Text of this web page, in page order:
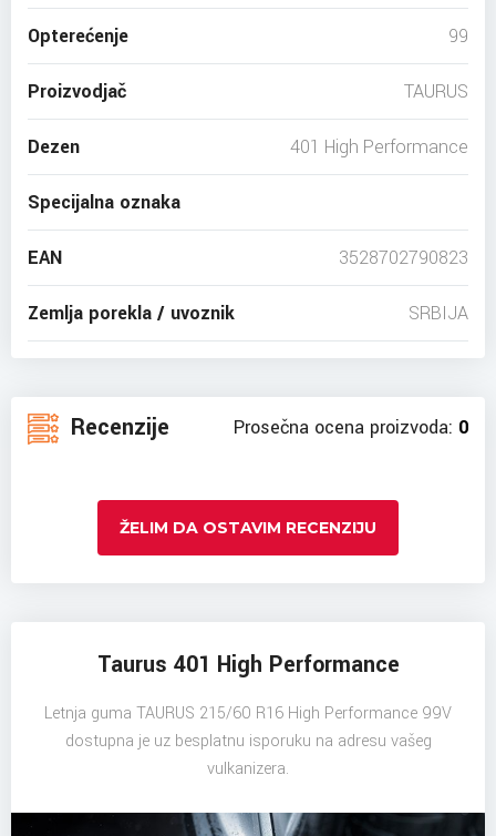
Opterećenje 99
Proizvodjač TAURUS
Dezen 401 High Performance
Specijalna oznaka
EAN 3528702790823
Zemlja porekla / uvoznik SRBIJA
Recenzije Prosečna ocena proizvoda: 0
ŽELIM DA OSTAVIM RECENZIJU
Taurus 401 High Performance
Letnja guma TAURUS 215/60 R16 High Performance 99V
dostupna je uz besplatnu isporuku na adresu vašeg
vulkanizera.